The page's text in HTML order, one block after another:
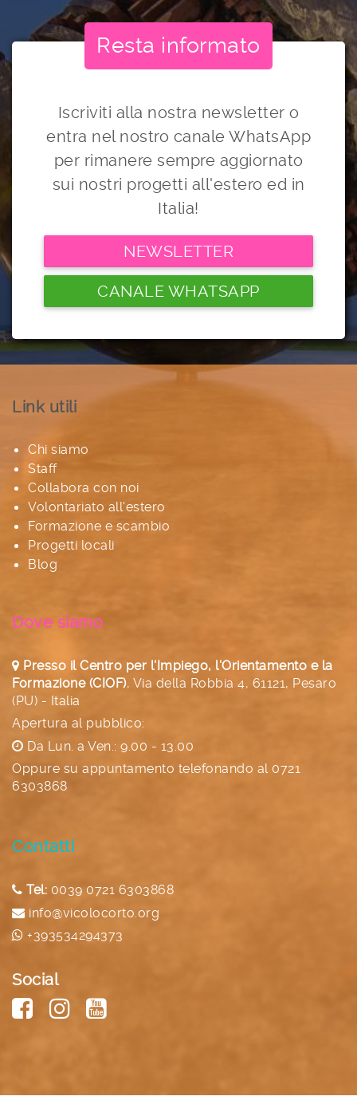
Resta informato
Iscriviti alla nostra newsletter o
entra nel nostro canale WhatsApp
per rimanere sempre aggiornato
sui nostri progetti all'estero ed in
Italia!
NEWSLETTER
CANALE WHATSAPP
Link utili
Chi siamo
Staff
Collabora con noi
Volontariato all'estero
Formazione e scambio
Progetti locali
Blog
Dove siamo
Presso il Centro per l'Impiego, l'Orientamento e la
Formazione (CIOF), Via della Robbia 4, 61121, Pesaro
(PU) - Italia
Apertura al pubblico:
Da Lun. a Ven.: 9.00 - 13.00
Oppure su appuntamento telefonando al 0721
6303868
Contatti
Tel: 0039 0721 6303868
info@vicolocorto.org
+393534294373
Social